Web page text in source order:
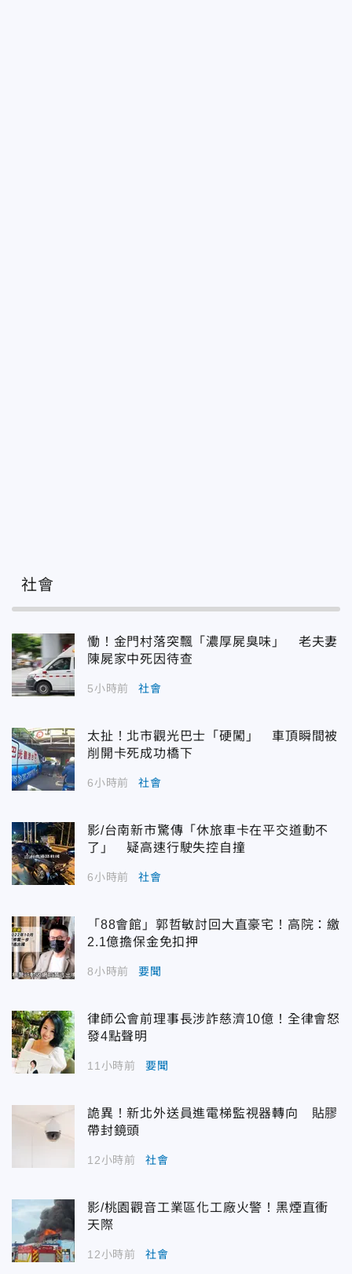
社會
慟！金門村落突飄「濃厚屍臭味」 老夫妻
陳屍家中死因待查
5小時前 社會
太扯！北市觀光巴士「硬闖」 車頂瞬間被
削開卡死成功橋下
6小時前 社會
影/台南新市驚傳「休旅車卡在平交道動不
了」 疑高速行駛失控自撞
6小時前 社會
「88會館」郭哲敏討回大直豪宅！高院：繳
2.1億擔保金免扣押
8小時前 要聞
律師公會前理事長涉詐慈濟10億！全律會怒
發4點聲明
11小時前 要聞
詭異！新北外送員進電梯監視器轉向 貼膠
帶封鏡頭
12小時前 社會
影/桃園觀音工業區化工廠火警！黑煙直衝
天際
12小時前 社會